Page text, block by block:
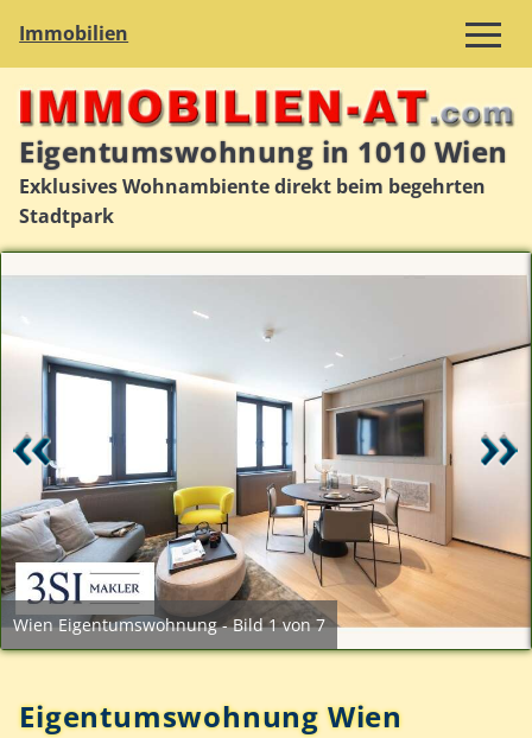
Immobilien
Eigentumswohnung in 1010 Wien
Exklusives Wohnambiente direkt beim begehrten
Stadtpark
Wien Eigentumswohnung - Bild 1 von 7
Eigentumswohnung Wien